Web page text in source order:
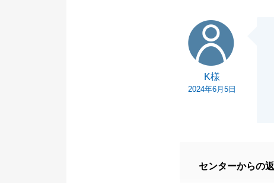
K様
2024年6月5日
センターからの